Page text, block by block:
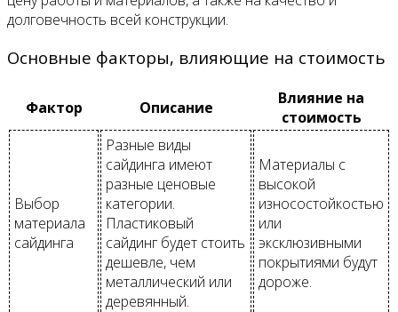
долговечность всей конструкции.
Основные факторы, влияющие на стоимость
Фактор Описание
Влияние на
стоимость
Выбор
материала
сайдинга
Разные виды
сайдинга имеют
разные ценовые
категории.
Пластиковый
сайдинг будет стоить
дешевле, чем
металлический или
деревянный.
Материалы с
высокой
износостойкостью
или
эксклюзивными
покрытиями будут
дороже.